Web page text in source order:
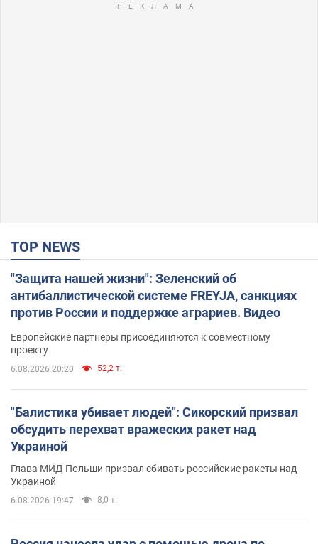
TOP NEWS
"Защита нашей жизни": Зеленский об
антибаллистической системе FREYJA, санкциях
против России и поддержке аграриев. Видео
Европейские партнеры присоединяются к совместному
проекту
6.08.2026 20:20 52,2 т.
"Балистика убивает людей": Сикорский призвал
обсудить перехват вражеских ракет над
Украиной
Глава МИД Польши призвал сбивать российские ракеты над
Украиной
6.08.2026 19:47 8,0 т.